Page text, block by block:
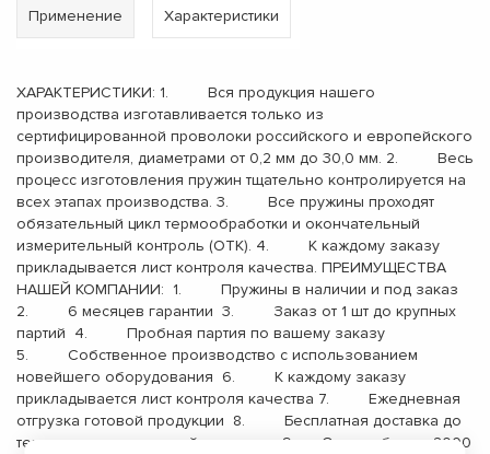
Применение Характеристики
ХАРАКТЕРИСТИКИ: 1. Вся продукция нашего
производства изготавливается только из
сертифицированной проволоки российского и европейского
производителя, диаметрами от 0,2 мм до 30,0 мм. 2. Весь
процесс изготовления пружин тщательно контролируется на
всех этапах производства. 3. Все пружины проходят
обязательный цикл термообработки и окончательный
измерительный контроль (ОТК). 4. К каждому заказу
прикладывается лист контроля качества. ПРЕИМУЩЕСТВА
НАШЕЙ КОМПАНИИ: 1. Пружины в наличии и под заказ
2. 6 месяцев гарантии 3. Заказ от 1 шт до крупных
партий 4. Пробная партия по вашему заказу
5. Собственное производство с использованием
новейшего оборудования 6. К каждому заказу
прикладывается лист контроля качества 7. Ежедневная
отгрузка готовой продукции 8. Бесплатная доставка до
терминала транспортной компании 9. Опыт работы с 2000